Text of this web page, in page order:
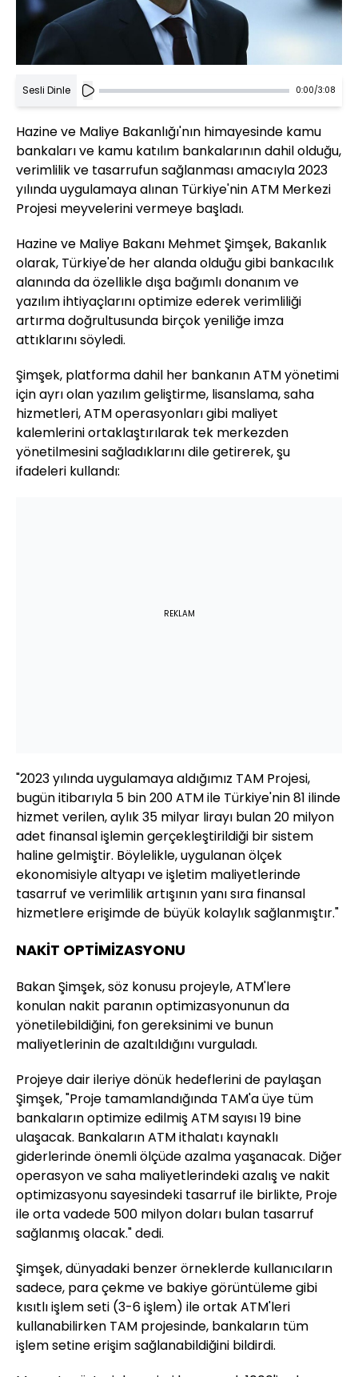
Sesli Dinle 0:00/3:08
Hazine ve Maliye Bakanlığı'nın himayesinde kamu
bankaları ve kamu katılım bankalarının dahil olduğu,
verimlilik ve tasarrufun sağlanması amacıyla 2023
yılında uygulamaya alınan Türkiye'nin ATM Merkezi
Projesi meyvelerini vermeye başladı.
Hazine ve Maliye Bakanı Mehmet Şimşek, Bakanlık
olarak, Türkiye'de her alanda olduğu gibi bankacılık
alanında da özellikle dışa bağımlı donanım ve
yazılım ihtiyaçlarını optimize ederek verimliliği
artırma doğrultusunda birçok yeniliğe imza
attıklarını söyledi.
Şimşek, platforma dahil her bankanın ATM yönetimi
için ayrı olan yazılım geliştirme, lisanslama, saha
hizmetleri, ATM operasyonları gibi maliyet
kalemlerini ortaklaştırılarak tek merkezden
yönetilmesini sağladıklarını dile getirerek, şu
ifadeleri kullandı:
REKLAM
"2023 yılında uygulamaya aldığımız TAM Projesi,
bugün itibarıyla 5 bin 200 ATM ile Türkiye'nin 81 ilinde
hizmet verilen, aylık 35 milyar lirayı bulan 20 milyon
adet finansal işlemin gerçekleştirildiği bir sistem
haline gelmiştir. Böylelikle, uygulanan ölçek
ekonomisiyle altyapı ve işletim maliyetlerinde
tasarruf ve verimlilik artışının yanı sıra finansal
hizmetlere erişimde de büyük kolaylık sağlanmıştır."
NAKİT OPTİMİZASYONU
Bakan Şimşek, söz konusu projeyle, ATM'lere
konulan nakit paranın optimizasyonunun da
yönetilebildiğini, fon gereksinimi ve bunun
maliyetlerinin de azaltıldığını vurguladı.
Projeye dair ileriye dönük hedeflerini de paylaşan
Şimşek, "Proje tamamlandığında TAM'a üye tüm
bankaların optimize edilmiş ATM sayısı 19 bine
ulaşacak. Bankaların ATM ithalatı kaynaklı
giderlerinde önemli ölçüde azalma yaşanacak. Diğer
operasyon ve saha maliyetlerindeki azalış ve nakit
optimizasyonu sayesindeki tasarruf ile birlikte, Proje
ile orta vadede 500 milyon doları bulan tasarruf
sağlanmış olacak." dedi.
Şimşek, dünyadaki benzer örneklerde kullanıcıların
sadece, para çekme ve bakiye görüntüleme gibi
kısıtlı işlem seti (3-6 işlem) ile ortak ATM'leri
kullanabilirken TAM projesinde, bankaların tüm
işlem setine erişim sağlanabildiğini bildirdi.